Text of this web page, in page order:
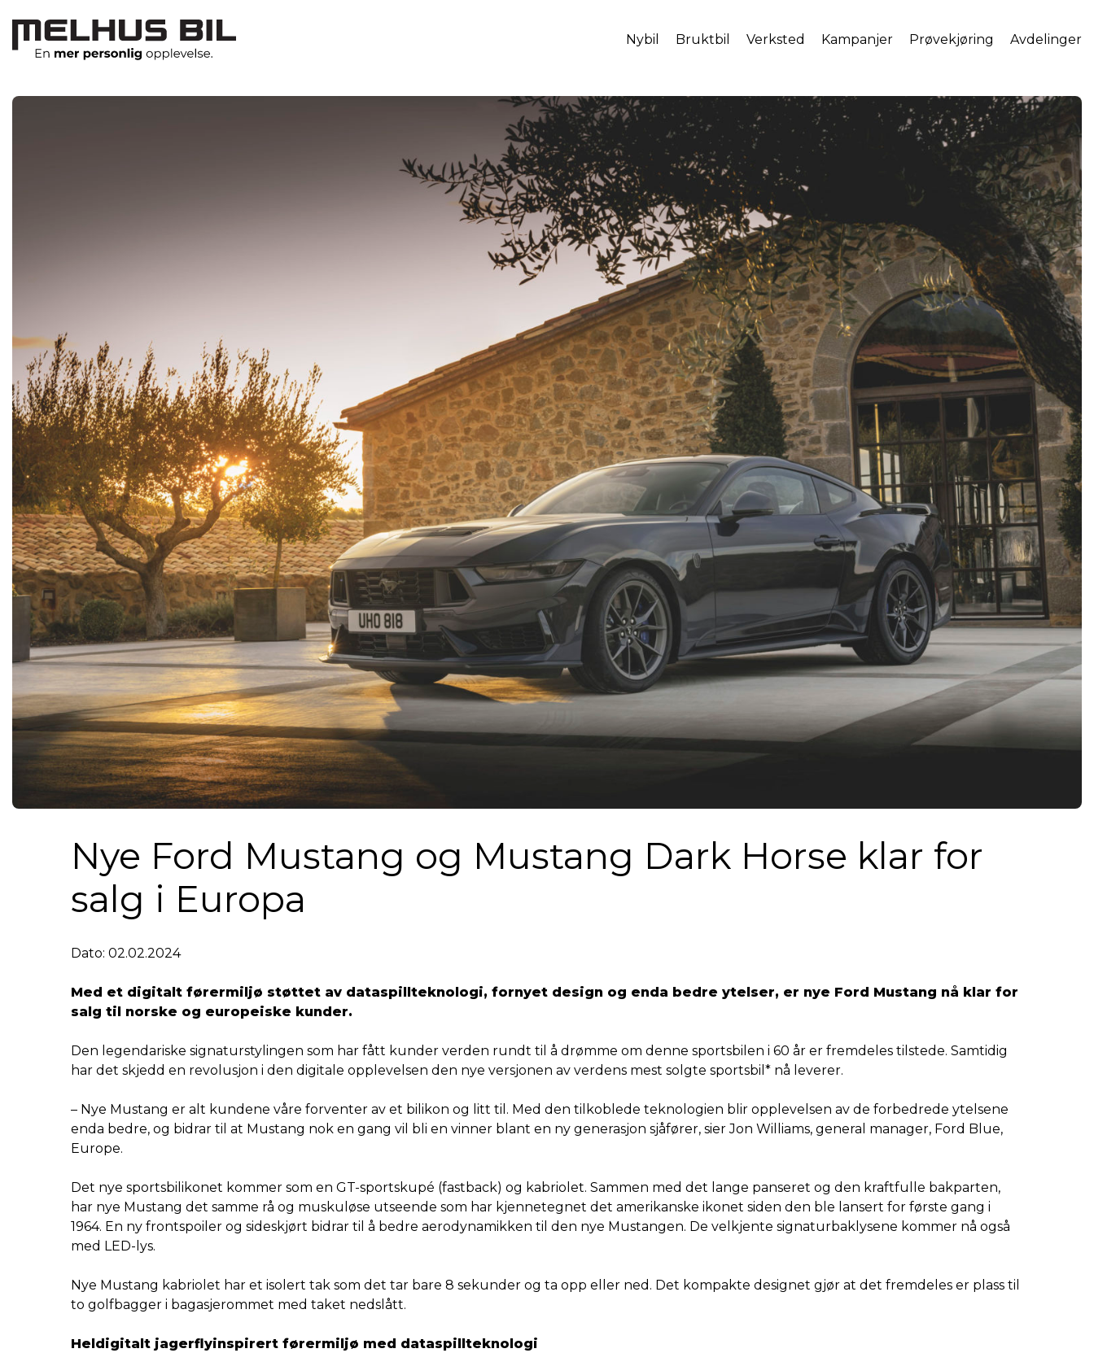
Nybil Bruktbil Verksted Kampanjer Prøvekjøring Avdelinger
Nye Ford Mustang og Mustang Dark Horse klar for
salg i Europa
Dato: 02.02.2024
Med et digitalt førermiljø støttet av dataspillteknologi, fornyet design og enda bedre ytelser, er nye Ford Mustang nå klar for
salg til norske og europeiske kunder.
Den legendariske signaturstylingen som har fått kunder verden rundt til å drømme om denne sportsbilen i 60 år er fremdeles tilstede. Samtidig
har det skjedd en revolusjon i den digitale opplevelsen den nye versjonen av verdens mest solgte sportsbil* nå leverer.
– Nye Mustang er alt kundene våre forventer av et bilikon og litt til. Med den tilkoblede teknologien blir opplevelsen av de forbedrede ytelsene
enda bedre, og bidrar til at Mustang nok en gang vil bli en vinner blant en ny generasjon sjåfører, sier Jon Williams, general manager, Ford Blue,
Europe.
Det nye sportsbilikonet kommer som en GT-sportskupé (fastback) og kabriolet. Sammen med det lange panseret og den kraftfulle bakparten,
har nye Mustang det samme rå og muskuløse utseende som har kjennetegnet det amerikanske ikonet siden den ble lansert for første gang i
1964. En ny frontspoiler og sideskjørt bidrar til å bedre aerodynamikken til den nye Mustangen. De velkjente signaturbaklysene kommer nå også
med LED-lys.
Nye Mustang kabriolet har et isolert tak som det tar bare 8 sekunder og ta opp eller ned. Det kompakte designet gjør at det fremdeles er plass til
to golfbagger i bagasjerommet med taket nedslått.
Heldigitalt jagerflyinspirert førermiljø med dataspillteknologi